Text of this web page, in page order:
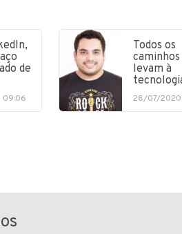
de
09:06
Todos os
caminhos
levam à
28/07/2020